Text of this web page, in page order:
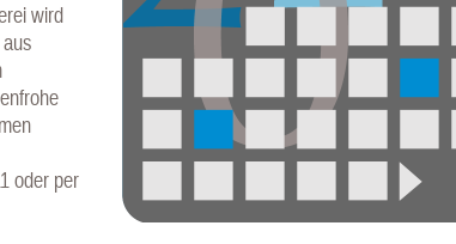
wird
oder per